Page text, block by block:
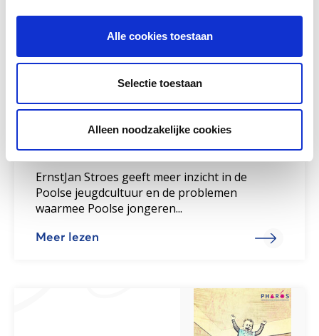
Alle cookies toestaan
Selectie toestaan
Alleen noodzakelijke cookies
Achtergronden Poolse leerlingen
ErnstJan Stroes geeft meer inzicht in de
Poolse jeugdcultuur en de problemen
waarmee Poolse jongeren...
Meer lezen